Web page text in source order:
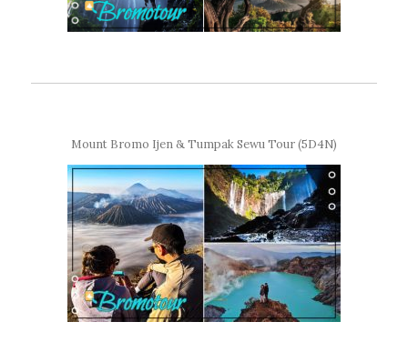
Mount Bromo Ijen & Tumpak Sewu Tour (5D4N)